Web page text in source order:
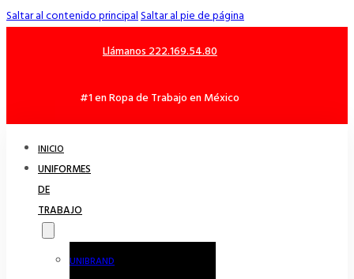
Saltar al contenido principalSaltar al pie de página
Llámanos 222.169.54.80
#1 en Ropa de Trabajo en México
INICIO
UNIFORMES
DE
TRABAJO
UNIBRAND